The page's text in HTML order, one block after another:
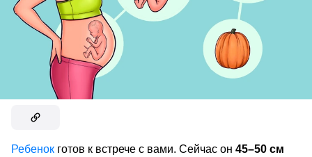
Ребенок готов к встрече с вами. Сейчас он 45–50 см